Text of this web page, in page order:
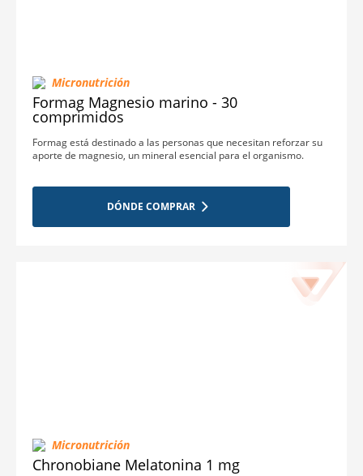
Micronutrición
Formag Magnesio marino - 30
comprimidos
Formag está destinado a las personas que necesitan reforzar su
aporte de magnesio, un mineral esencial para el organismo.
DÓNDE COMPRAR
Micronutrición
Chronobiane Melatonina 1 mg